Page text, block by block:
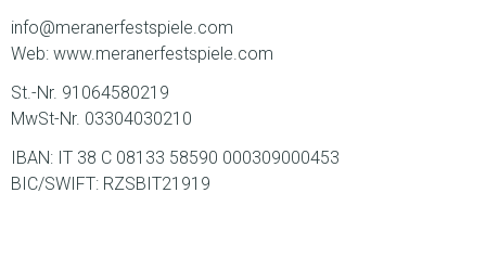
info@meranerfestspiele.com
Web: www.meranerfestspiele.com
St.-Nr. 91064580219
MwSt-Nr. 03304030210
IBAN: IT 38 C 08133 58590 000309000453
BIC/SWIFT: RZSBIT21919